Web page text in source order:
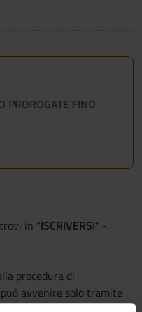
PROROGATE FINO
in "ISCRIVERSI" -
procedura di
avvenire solo tramite